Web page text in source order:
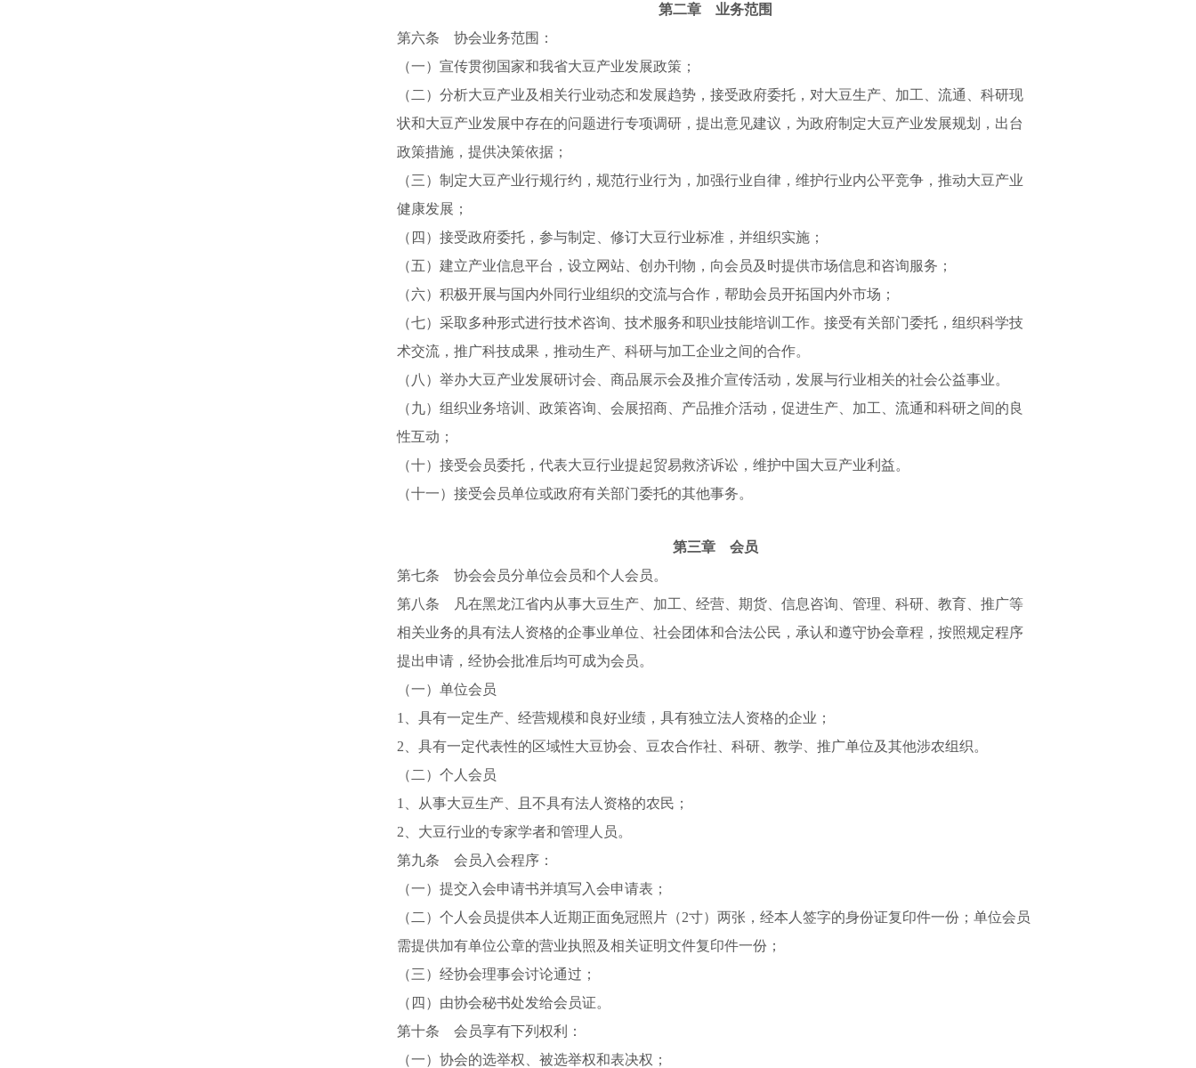
第二章 业务范围
第六条 协会业务范围：
（一）宣传贯彻国家和我省大豆产业发展政策；
（二）分析大豆产业及相关行业动态和发展趋势，接受政府委托，对大豆生产、加工、流通、科研现
状和大豆产业发展中存在的问题进行专项调研，提出意见建议，为政府制定大豆产业发展规划，出台
政策措施，提供决策依据；
（三）制定大豆产业行规行约，规范行业行为，加强行业自律，维护行业内公平竞争，推动大豆产业
健康发展；
（四）接受政府委托，参与制定、修订大豆行业标准，并组织实施；
（五）建立产业信息平台，设立网站、创办刊物，向会员及时提供市场信息和咨询服务；
（六）积极开展与国内外同行业组织的交流与合作，帮助会员开拓国内外市场；
（七）采取多种形式进行技术咨询、技术服务和职业技能培训工作。接受有关部门委托，组织科学技
术交流，推广科技成果，推动生产、科研与加工企业之间的合作。
（八）举办大豆产业发展研讨会、商品展示会及推介宣传活动，发展与行业相关的社会公益事业。
（九）组织业务培训、政策咨询、会展招商、产品推介活动，促进生产、加工、流通和科研之间的良
性互动；
（十）接受会员委托，代表大豆行业提起贸易救济诉讼，维护中国大豆产业利益。
（十一）接受会员单位或政府有关部门委托的其他事务。
第三章 会员
第七条 协会会员分单位会员和个人会员。
第八条 凡在黑龙江省内从事大豆生产、加工、经营、期货、信息咨询、管理、科研、教育、推广等
相关业务的具有法人资格的企事业单位、社会团体和合法公民，承认和遵守协会章程，按照规定程序
提出申请，经协会批准后均可成为会员。
（一）单位会员
1、具有一定生产、经营规模和良好业绩，具有独立法人资格的企业；
2、具有一定代表性的区域性大豆协会、豆农合作社、科研、教学、推广单位及其他涉农组织。
（二）个人会员
1、从事大豆生产、且不具有法人资格的农民；
2、大豆行业的专家学者和管理人员。
第九条 会员入会程序：
（一）提交入会申请书并填写入会申请表；
（二）个人会员提供本人近期正面免冠照片（2寸）两张，经本人签字的身份证复印件一份；单位会员
需提供加有单位公章的营业执照及相关证明文件复印件一份；
（三）经协会理事会讨论通过；
（四）由协会秘书处发给会员证。
第十条 会员享有下列权利：
（一）协会的选举权、被选举权和表决权；